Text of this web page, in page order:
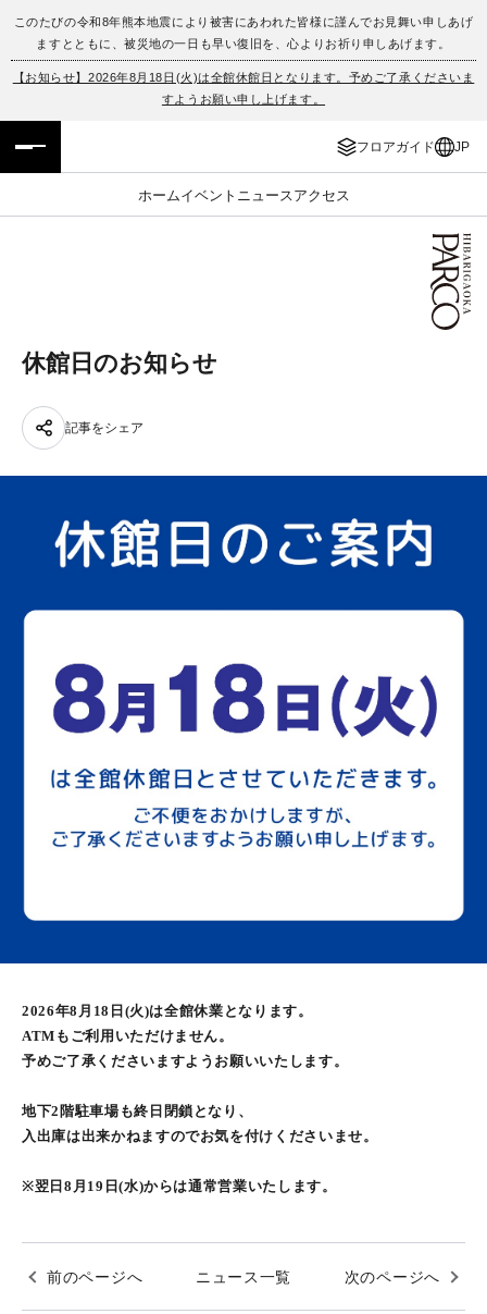
このたびの令和8年熊本地震により被害にあわれた皆様に謹んでお見舞い申しあげ
ますとともに、被災地の一日も早い復旧を、心よりお祈り申しあげます。
【お知らせ】2026年8月18日(火)は全館休館日となります。予めご了承くださいま
すようお願い申し上げます。
フロアガイド JP
ホームイベント ニュース アクセス
フロアガイド
イベント・ポップアップ
ニュース
ENGLISH
簡体字
한국어
休館日のお知らせ
記事をシェア
2026年8月18日(火)は全館休業となります。
ATMもご利用いただけません。
予めご了承くださいますようお願いいたします。
地下2階駐車場も終日閉鎖となり、
入出庫は出来かねますのでお気を付けくださいませ。
※翌日8月19日(水)からは通常営業いたします。
前のページへ ニュース一覧 次のページへ